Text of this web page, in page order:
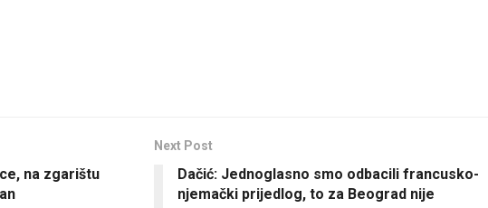
na zgarištu
Next Post
Dačić: Jednoglasno smo odbacili francusko-
njemački prijedlog, to za Beograd nije